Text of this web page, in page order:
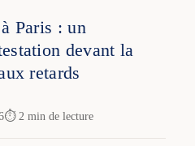
Paris : un
devant la
retards
⏱ 2 min de lecture